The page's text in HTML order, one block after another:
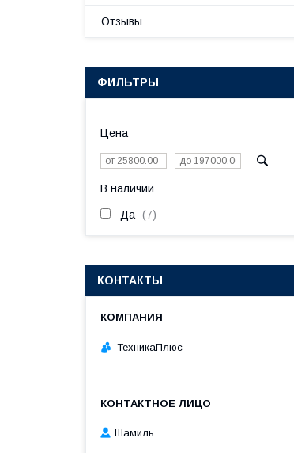
Отзывы
ФИЛЬТРЫ
Цена
В наличии
Да 7
КОНТАКТЫ
ТехникаПлюс
Шамиль